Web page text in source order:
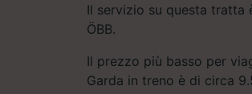
Il servizio su questa tratta
ÖBB.
Il prezzo più basso per
Garda in treno è di circa